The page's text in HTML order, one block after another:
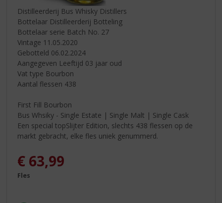
Distilleerderij Bus Whisky Distillers
Bottelaar Distilleerderij Botteling
Bottelaar serie Batch No. 27
Vintage 11.05.2020
Gebotteld 06.02.2024
Aangegeven Leeftijd 03 jaar oud
Vat type Bourbon
Aantal flessen 438
First Fill Bourbon
Bus Whsiky - Single Estate | Single Malt | Single Cask
Een special topSlijter Edition, slechts 438 flessen op de
markt gebracht, elke fles uniek genummerd.
€ 63,99
Fles